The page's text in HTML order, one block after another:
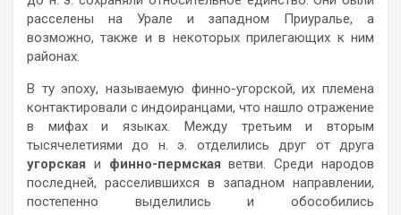
расселены на Урале и западном Приуралье, а
возможно, также и в некоторых прилегающих к ним
районах.
В ту эпоху, называемую финно-угорской, их племена
контактировали с индоиранцами, что нашло отражение
в мифах и языках. Между третьим и вторым
тысячелетиями до н. э. отделились друг от друга
угорская и финно-пермская ветви. Среди народов
последней, расселившихся в западном направлении,
постепенно выделились и обособились